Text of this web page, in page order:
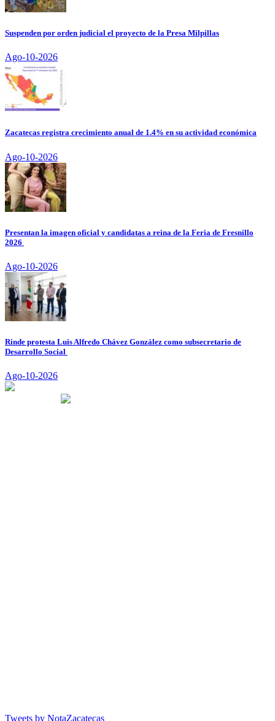
Suspenden por orden judicial el proyecto de la Presa Milpillas
Ago-10-2026
Zacatecas registra crecimiento anual de 1.4% en su actividad económica
Ago-10-2026
Presentan la imagen oficial y candidatas a reina de la Feria de Fresnillo
2026
Ago-10-2026
Rinde protesta Luis Alfredo Chávez González como subsecretario de
Desarrollo Social
Ago-10-2026
Tweets by NotaZacatecas